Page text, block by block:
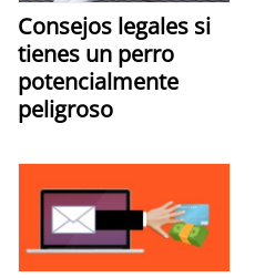
Consejos legales si
tienes un perro
potencialmente
peligroso